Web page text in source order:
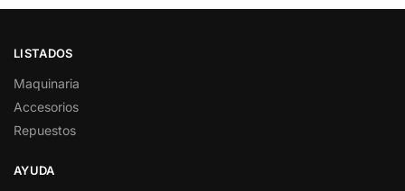
LISTADOS
Maquinaria
Accesorios
Repuestos
AYUDA